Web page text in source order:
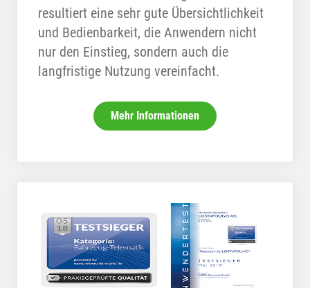
resultiert eine sehr gute Übersichtlichkeit
und Bedienbarkeit, die Anwendern nicht
nur den Einstieg, sondern auch die
langfristige Nutzung vereinfacht.
Mehr Informationen